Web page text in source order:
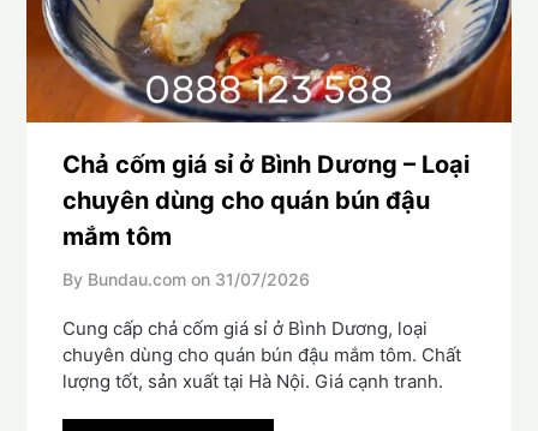
Chả cốm giá sỉ ở Bình Dương – Loại
chuyên dùng cho quán bún đậu
mắm tôm
By Bundau.com on 31/07/2026
Cung cấp chả cốm giá sỉ ở Bình Dương, loại
chuyên dùng cho quán bún đậu mắm tôm. Chất
lượng tốt, sản xuất tại Hà Nội. Giá cạnh tranh.